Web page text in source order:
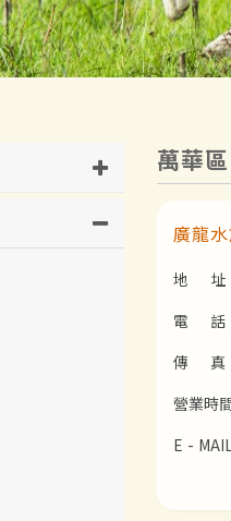
萬華區
廣龍
地 址
電 話
傳 真
營業時
E -